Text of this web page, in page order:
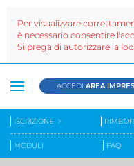
ACCEDIAREA
ISCRIZIONE
MODULI FAQ
Per visualizzare
è necessario consentire
Si prega di autorizzare la